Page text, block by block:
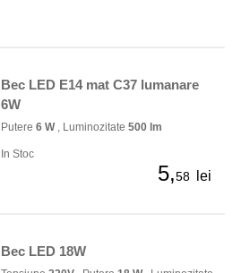
Bec LED E14 mat C37 lumanare
6W
Putere 6 W, Luminozitate 500 lm
In Stoc
5,58 lei
Bec LED 18W